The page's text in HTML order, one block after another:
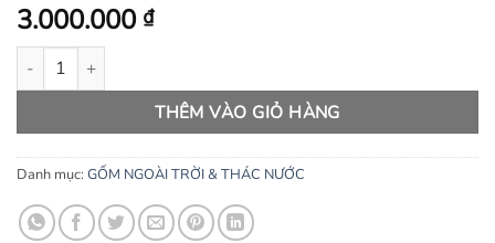
3.000.000 ₫
Chậu dáng trụ men chà thủ công số lượng
THÊM VÀO GIỎ HÀNG
Danh mục: GỐM NGOÀI TRỜI & THÁC NƯỚC